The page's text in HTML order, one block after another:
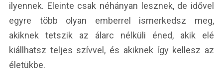
ilyennek. Eleinte csak néhányan lesznek, de idővel
egyre több olyan emberrel ismerkedsz meg,
akiknek tetszik az álarc nélküli éned, akik elé
kiállhatsz teljes szívvel, és akiknek így kellesz az
életükbe.